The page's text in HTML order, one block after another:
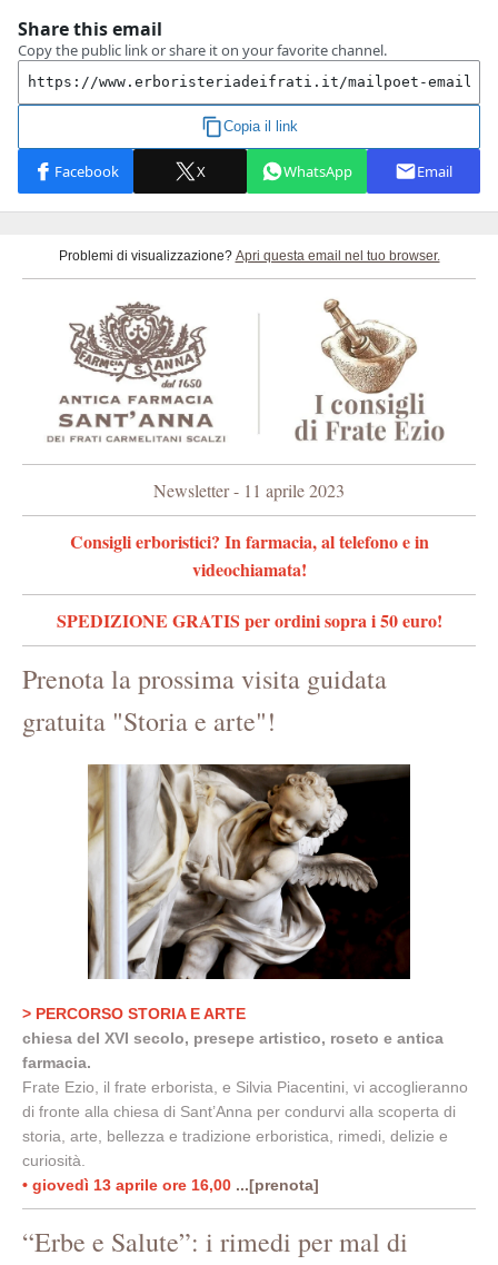
Problemi di visualizzazione? Apri questa email nel tuo browser.
Newsletter - 11 aprile 2023
Consigli erboristici? In farmacia, al telefono e in
videochiamata!
SPEDIZIONE GRATIS per ordini sopra i 50 euro!
Prenota la prossima visita guidata
gratuita "Storia e arte"!
> PERCORSO STORIA E ARTE
chiesa del XVI secolo, presepe artistico, roseto e antica
farmacia.
Frate Ezio, il frate erborista, e Silvia Piacentini, vi accoglieranno
di fronte alla chiesa di Sant’Anna per condurvi alla scoperta di
storia, arte, bellezza e tradizione erboristica, rimedi, delizie e
curiosità.
• giovedì 13 aprile ore 16,00 ...[prenota]
“Erbe e Salute”: i rimedi per mal di